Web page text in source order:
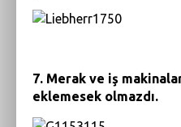
7. Merak ve iş
eklemesek olmazdı.